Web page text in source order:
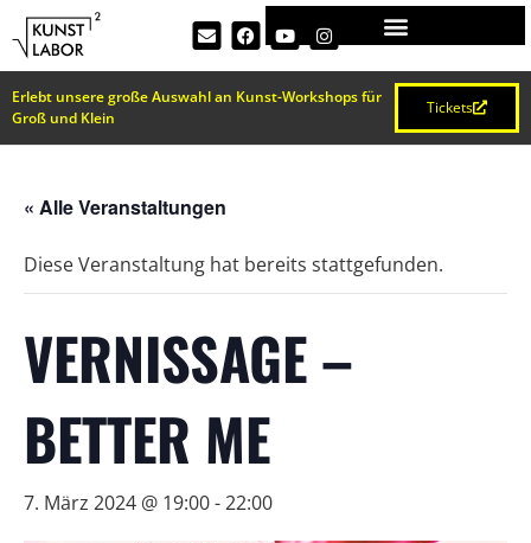
Erlebt unsere große Auswahl an Kunst-Workshops für
Groß und Klein
Tickets
« Alle Veranstaltungen
Diese Veranstaltung hat bereits stattgefunden.
VERNISSAGE –
BETTER ME
7. März 2024 @ 19:00-22:00